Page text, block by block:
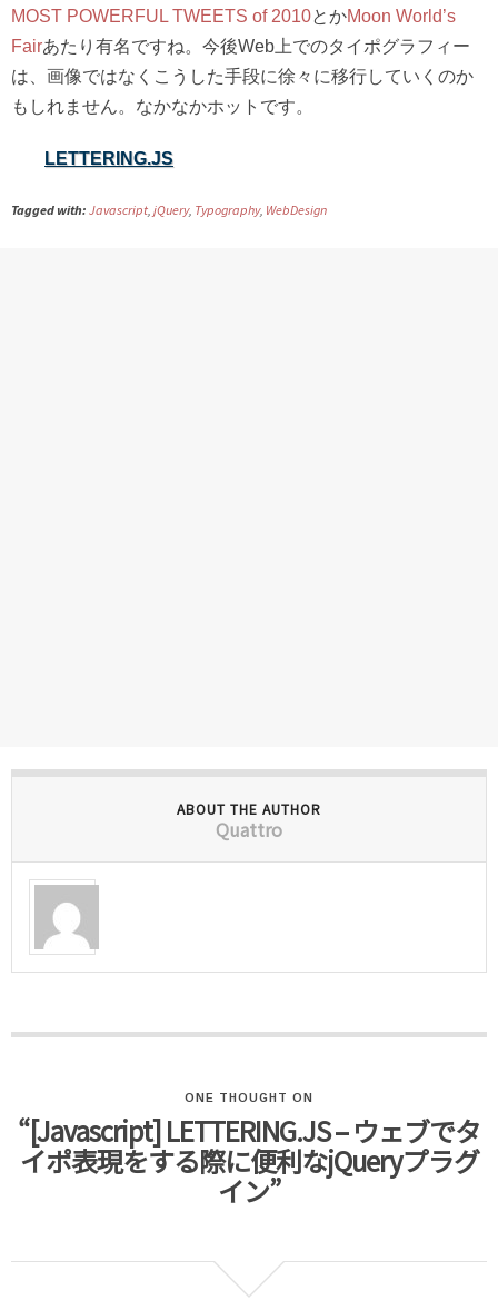
MOST POWERFUL TWEETS of 2010とかMoon World’s
Fairあたり有名ですね。今後Web上でのタイポグラフィー
は、画像ではなくこうした手段に徐々に移行していくのか
もしれません。なかなかホットです。
LETTERING.JS
Tagged with: Javascript, jQuery, Typography, WebDesign
ABOUT THE AUTHOR
Quattro
ONE THOUGHT ON
“[Javascript] LETTERING.JS – ウェブでタ
イポ表現をする際に便利なjQueryプラグ
イン”